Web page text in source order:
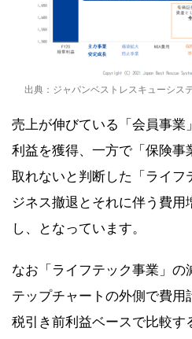
出典：ジャパンベストレスキューシス
売上が伸びている「会員事業
利益を獲得、一方で「保険事
取れないと判断した「ライフ
ジネス撤退とそれに伴う費
し、となっています。
なお「ライフテック事業」の
テップチャートの外側で費用
税引き前利益ベースで比較す